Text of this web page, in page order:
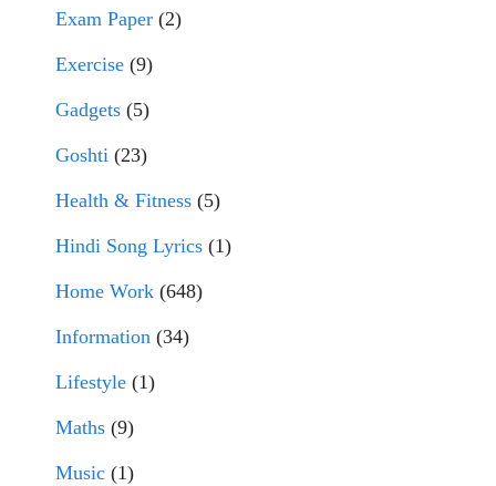
Exam Paper (2)
Exercise (9)
Gadgets (5)
Goshti (23)
Health & Fitness (5)
Hindi Song Lyrics (1)
Home Work (648)
Information (34)
Lifestyle (1)
Maths (9)
Music (1)